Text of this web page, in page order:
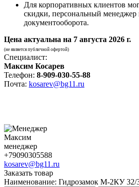
Для корпоративных клиентов
скидки, персональный менеджер
документооборота.
Цена актуальна на 7 августа 2026 г.
(не является публичной офертой)
Специалист:
Максим Косарев
Телефон: 8-909-030-55-88
Почта: kosarev@bg11.ru
Максим
менеджер
+79090305588
kosarev@bg11.ru
Заказать товар
Наименование: Гидрозамок М-2КУ 32/